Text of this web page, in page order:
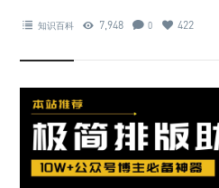
知识百科 7,948 0 422